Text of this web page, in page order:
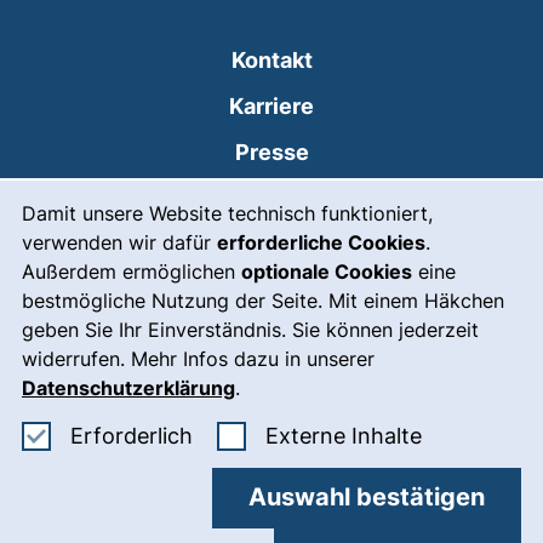
Damit unsere Website technisch funktioniert,
verwenden wir dafür erforderliche Cookies.
Außerdem ermöglichen optionale Cookies eine
bestmögliche Nutzung der Seite. Mit einem Häkchen
geben Sie Ihr Einverständnis. Sie können jederzeit
widerrufen. Mehr Infos dazu in unserer
Datenschutzerklärung.
Erforderlich Erforderliche Cookies akzeptieren
Externe Inhalte: Externe
Auswahl bestätigen
Kontakt
Karriere
Presse
Leichte Sprache
Gebärdensprache
Notfall(externer Link, öffnet
Impressum
Barrierefreiheit
Datenschutz